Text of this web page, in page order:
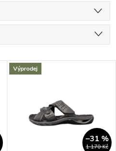
Výprodej
1 170 Kč
–31 %